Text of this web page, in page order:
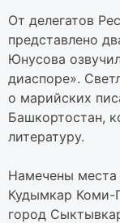
От делегатов
представлено
Юнусова
диаспоре».
о марийских
Башкортостан,
литературу.
Намечены места
Кудымкар Коми-
город